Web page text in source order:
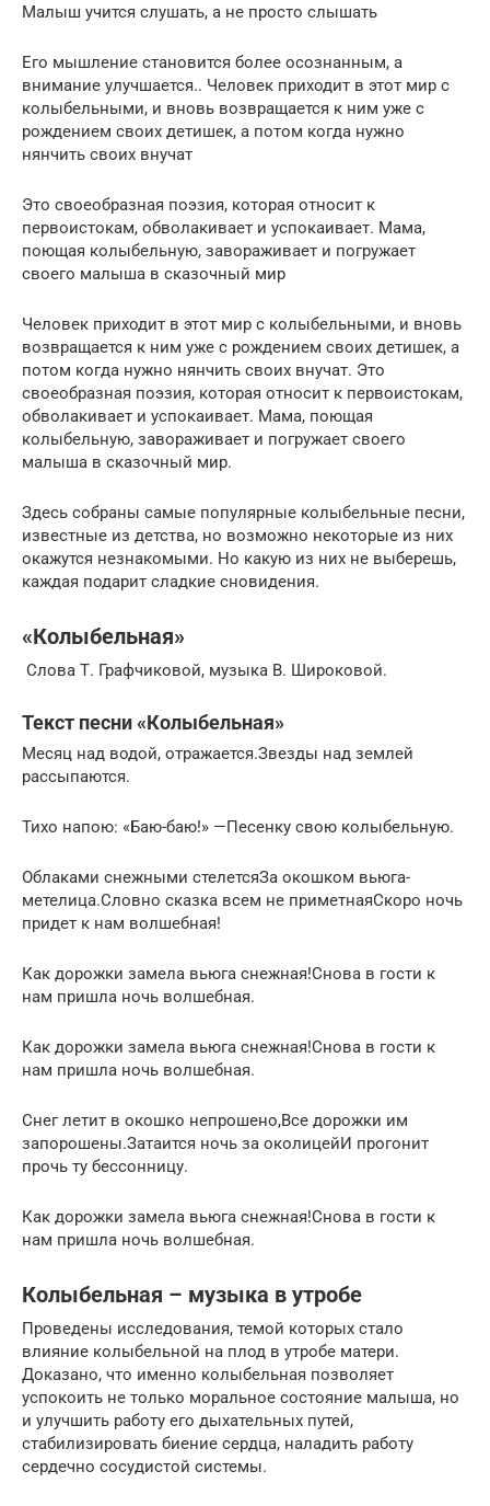
Малыш учится слушать, а не просто слышать
Его мышление становится более осознанным, а
внимание улучшается.. Человек приходит в этот мир с
колыбельными, и вновь возвращается к ним уже с
рождением своих детишек, а потом когда нужно
нянчить своих внучат
Это своеобразная поэзия, которая относит к
первоистокам, обволакивает и успокаивает. Мама,
поющая колыбельную, завораживает и погружает
своего малыша в сказочный мир
Человек приходит в этот мир с колыбельными, и вновь
возвращается к ним уже с рождением своих детишек, а
потом когда нужно нянчить своих внучат. Это
своеобразная поэзия, которая относит к первоистокам,
обволакивает и успокаивает. Мама, поющая
колыбельную, завораживает и погружает своего
малыша в сказочный мир.
Здесь собраны самые популярные колыбельные песни,
известные из детства, но возможно некоторые из них
окажутся незнакомыми. Но какую из них не выберешь,
каждая подарит сладкие сновидения.
«Колыбельная»
Слова Т. Графчиковой, музыка В. Широковой.
Текст песни «Колыбельная»
Месяц над водой, отражается.Звезды над землей
рассыпаются.
Тихо напою: «Баю-баю!» —Песенку свою колыбельную.
Облаками снежными стелетсяЗа окошком вьюга-
метелица.Словно сказка всем не приметнаяСкоро ночь
придет к нам волшебная!
Как дорожки замела вьюга снежная!Снова в гости к
нам пришла ночь волшебная.
Как дорожки замела вьюга снежная!Снова в гости к
нам пришла ночь волшебная.
Снег летит в окошко непрошено,Все дорожки им
запорошены.Затаится ночь за околицейИ прогонит
прочь ту бессонницу.
Как дорожки замела вьюга снежная!Снова в гости к
нам пришла ночь волшебная.
Колыбельная – музыка в утробе
Проведены исследования, темой которых стало
влияние колыбельной на плод в утробе матери.
Доказано, что именно колыбельная позволяет
успокоить не только моральное состояние малыша, но
и улучшить работу его дыхательных путей,
стабилизировать биение сердца, наладить работу
сердечно сосудистой системы.